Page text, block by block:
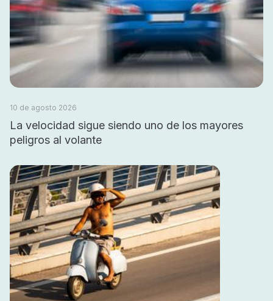
10 de agosto 2026
La velocidad sigue siendo uno de los mayores
peligros al volante